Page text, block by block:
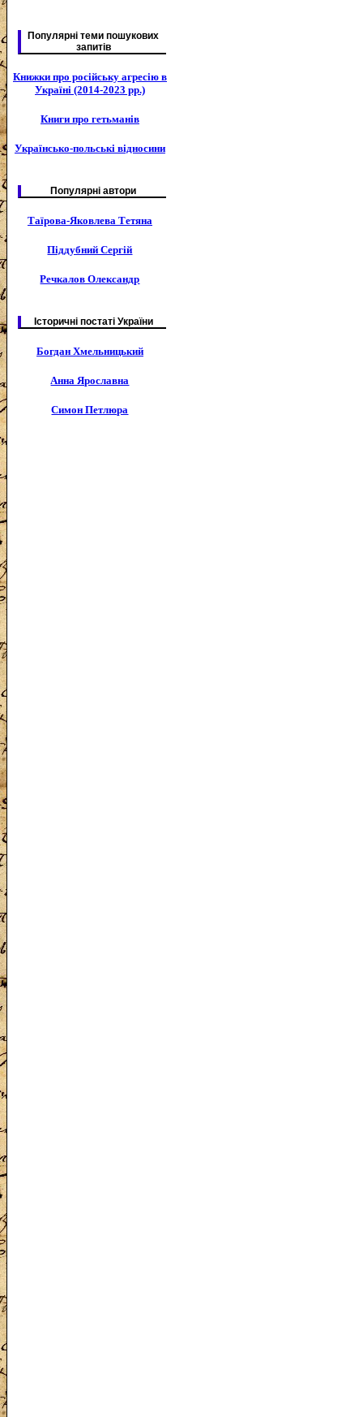
Популярні теми пошукових
запитів
Книжки про російську агресію в
Україні (2014-2023 рр.)
Книги про гетьманів
Українсько-польські відносини
Популярні автори
Таїрова-Яковлева Тетяна
Піддубний Сергій
Речкалов Олександр
Історичні постаті України
Богдан Хмельницький
Анна Ярославна
Симон Петлюра